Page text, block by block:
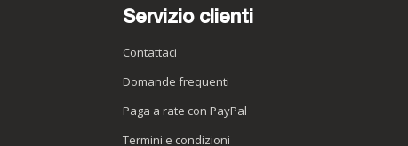
Servizio clienti
Contattaci
Domande frequenti
Paga a rate con PayPal
Termini e condizioni